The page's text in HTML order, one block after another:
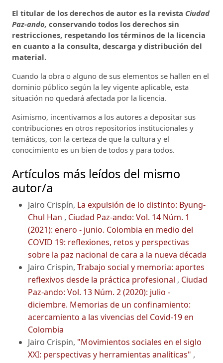
El titular de los derechos de autor es la revista Ciudad
Paz-ando, conservando todos los derechos sin
restricciones, respetando los términos de la licencia
en cuanto a la consulta, descarga y distribución del
material.
Cuando la obra o alguno de sus elementos se hallen en el
dominio público según la ley vigente aplicable, esta
situación no quedará afectada por la licencia.
Asimismo, incentivamos a los autores a depositar sus
contribuciones en otros repositorios institucionales y
temáticos, con la certeza de que la cultura y el
conocimiento es un bien de todos y para todos.
Artículos más leídos del mismo
autor/a
Jairo Crispín, La expulsión de lo distinto: Byung-
Chul Han , Ciudad Paz-ando: Vol. 14 Núm. 1
(2021): enero - junio. Colombia en medio del
COVID 19: reflexiones, retos y perspectivas
sobre la paz nacional de cara a la nueva década
Jairo Crispin, Trabajo social y memoria: aportes
reflexivos desde la práctica profesional , Ciudad
Paz-ando: Vol. 13 Núm. 2 (2020): julio -
diciembre. Memorias de un confinamiento:
acercamiento a las vivencias del Covid-19 en
Colombia
Jairo Crispin, "Movimientos sociales en el siglo
XXI: perspectivas y herramientas analíticas" ,